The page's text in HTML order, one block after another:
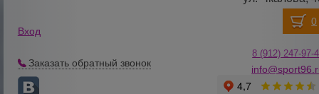
Вход
Заказать обратный звонок
8 (912) 247-97-